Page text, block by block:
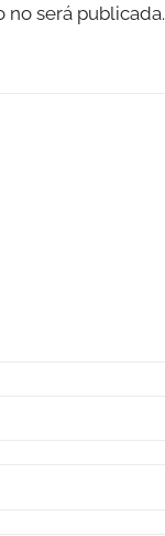
será publicada.